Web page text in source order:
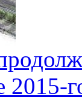
2015-